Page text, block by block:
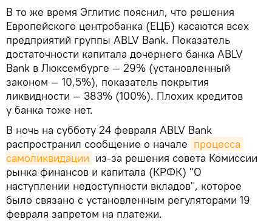
В то же время Эглитис пояснил, что решения
Европейского центробанка (ЕЦБ) касаются всех
предприятий группы ABLV Bank. Показатель
достаточности капитала дочернего банка ABLV
Bank в Люксембурге — 29% (установленный
законом — 10,5%), показатель покрытия
ликвидности — 383% (100%). Плохих кредитов
у банка тоже нет.
В ночь на субботу 24 февраля ABLV Bank
распространил сообщение о начале процесса
самоликвидации из-за решения совета Комиссии
рынка финансов и капитала (КРФК) "О
наступлении недоступности вкладов", которое
было связано с установленным регуляторами 19
февраля запретом на платежи.